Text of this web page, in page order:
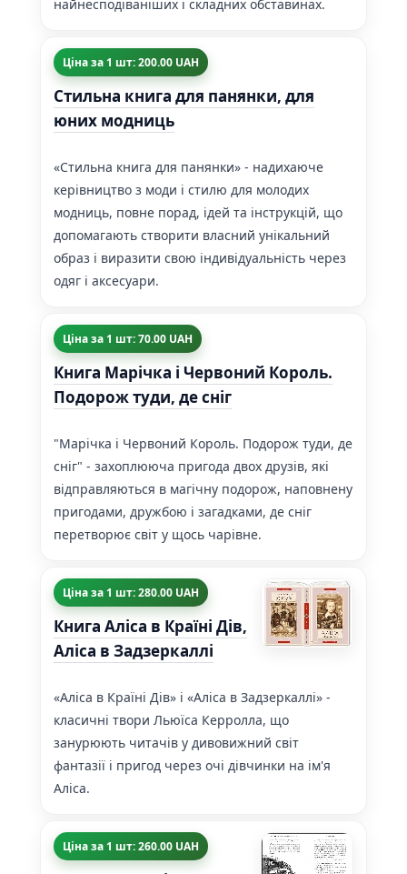
найнесподіваніших і складних обставинах.
Ціна за 1 шт: 200.00 UAH
Стильна книга для панянки, для
юних модниць
«Стильна книга для панянки» - надихаюче
керівництво з моди і стилю для молодих
модниць, повне порад, ідей та інструкцій, що
допомагають створити власний унікальний
образ і виразити свою індивідуальність через
одяг і аксесуари.
Ціна за 1 шт: 70.00 UAH
Книга Марічка і Червоний Король.
Подорож туди, де сніг
"Марічка і Червоний Король. Подорож туди, де
сніг" - захоплююча пригода двох друзів, які
відправляються в магічну подорож, наповнену
пригодами, дружбою і загадками, де сніг
перетворює світ у щось чарівне.
Ціна за 1 шт: 280.00 UAH
Книга Аліса в Країні Дів,
Аліса в Задзеркаллі
«Аліса в Країні Дів» і «Аліса в Задзеркаллі» -
класичні твори Льюїса Керролла, що
занурюють читачів у дивовижний світ
фантазії і пригод через очі дівчинки на ім'я
Аліса.
Ціна за 1 шт: 260.00 UAH